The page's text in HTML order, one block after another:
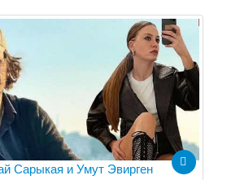
Сарыкая и Умут Эвирген